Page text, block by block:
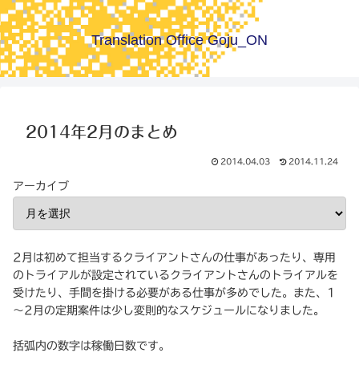
Translation Office Goju_ON
2014年2月のまとめ
2014.04.03 2014.11.24
アーカイブ
2月は初めて担当するクライアントさんの仕事があったり、専用
のトライアルが設定されているクライアントさんのトライアルを
受けたり、手間を掛ける必要がある仕事が多めでした。また、1
～2月の定期案件は少し変則的なスケジュールになりました。
括弧内の数字は稼働日数です。